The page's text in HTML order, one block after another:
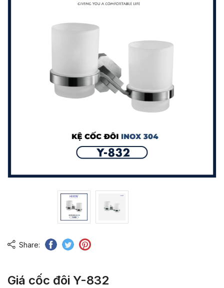
Share:
Giá cốc đôi Y-832